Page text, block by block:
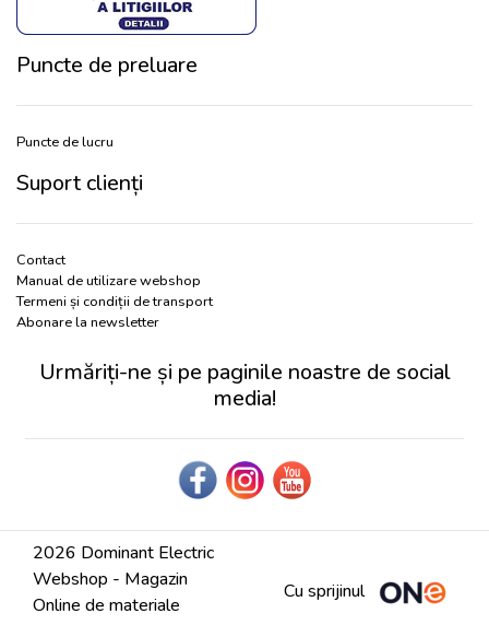
Puncte de preluare
Puncte de lucru
Suport clienți
Contact
Manual de utilizare webshop
Termeni și condiții de transport
Abonare la newsletter
Urmăriți-ne și pe paginile noastre de social
media!
2026 Dominant Electric
Webshop - Magazin
Online de materiale
Cu sprijinul